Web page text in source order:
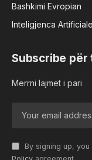
Bashkimi Evropian
Inteligjenca Artificiale
Subscribe për
Merrni lajmet i pari
By signing up,